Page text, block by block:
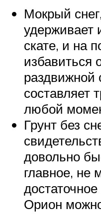
Мокрый
удерживает
скате, и на
избавиться
раздвижной
составляет
любой
Грунт без
довольно
главное, не
Орион